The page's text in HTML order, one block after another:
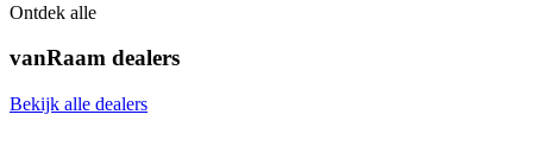
Ontdek alle
vanRaam dealers
Bekijk alle dealers